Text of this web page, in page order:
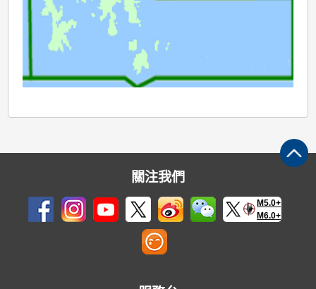
關注我們
M5.0+
M6.0+